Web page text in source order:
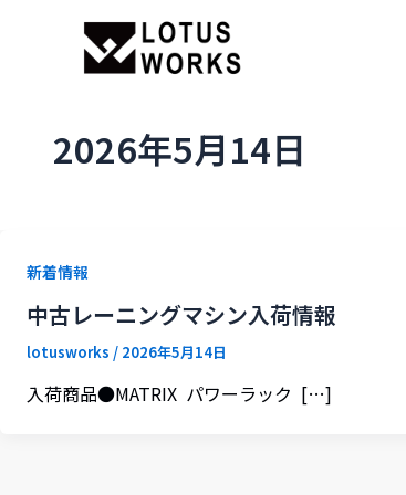
2026年5月14日
新着情報
中古レーニングマシン入荷情報
lotusworks / 2026年5月14日
入荷商品●MATRIX パワーラック […]